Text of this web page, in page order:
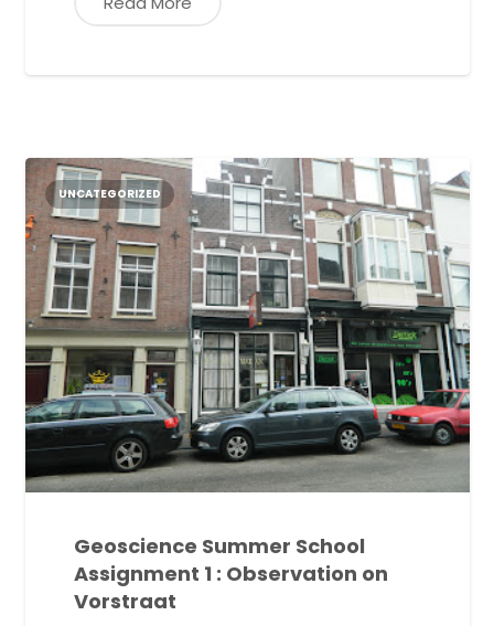
UNCATEGORIZED
Geoscience Summer School
Assignment 1 : Observation on
Vorstraat